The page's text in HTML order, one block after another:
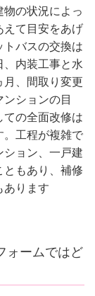
の状況によっ
えて目安をあげ
トバスの交換は
、内装工事と水
月、間取り変更
ションの目
ての全面改修は
。工程が複雑で
ション、一戸建
ともあり、補修
あります
ォームではど